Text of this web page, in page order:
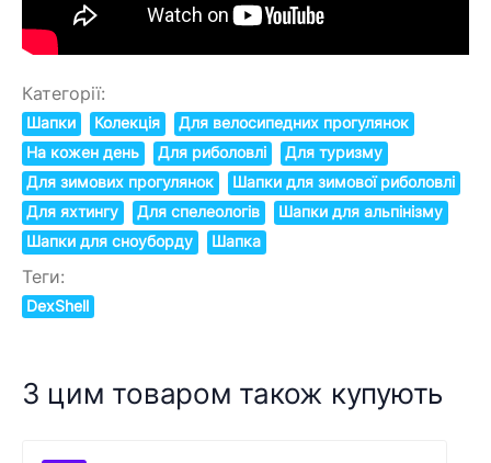
Категорії:
Шапки Колекція
Для велосипедних прогулянок
На кожен день
Для риболовлі
Для туризму
Для зимових прогулянок
Шапки для зимової риболовлі
Для яхтингу
Для спелеологів
Шапки для альпінізму
Шапки для сноуборду
Шапка
Теги:
DexShell
З цим товаром також купують